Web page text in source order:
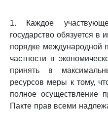
1. Каждое
государство обязуется в
порядке международной
частности в
принять в
ресурсов меры к тому,
полное осуществление
Пакте прав всеми